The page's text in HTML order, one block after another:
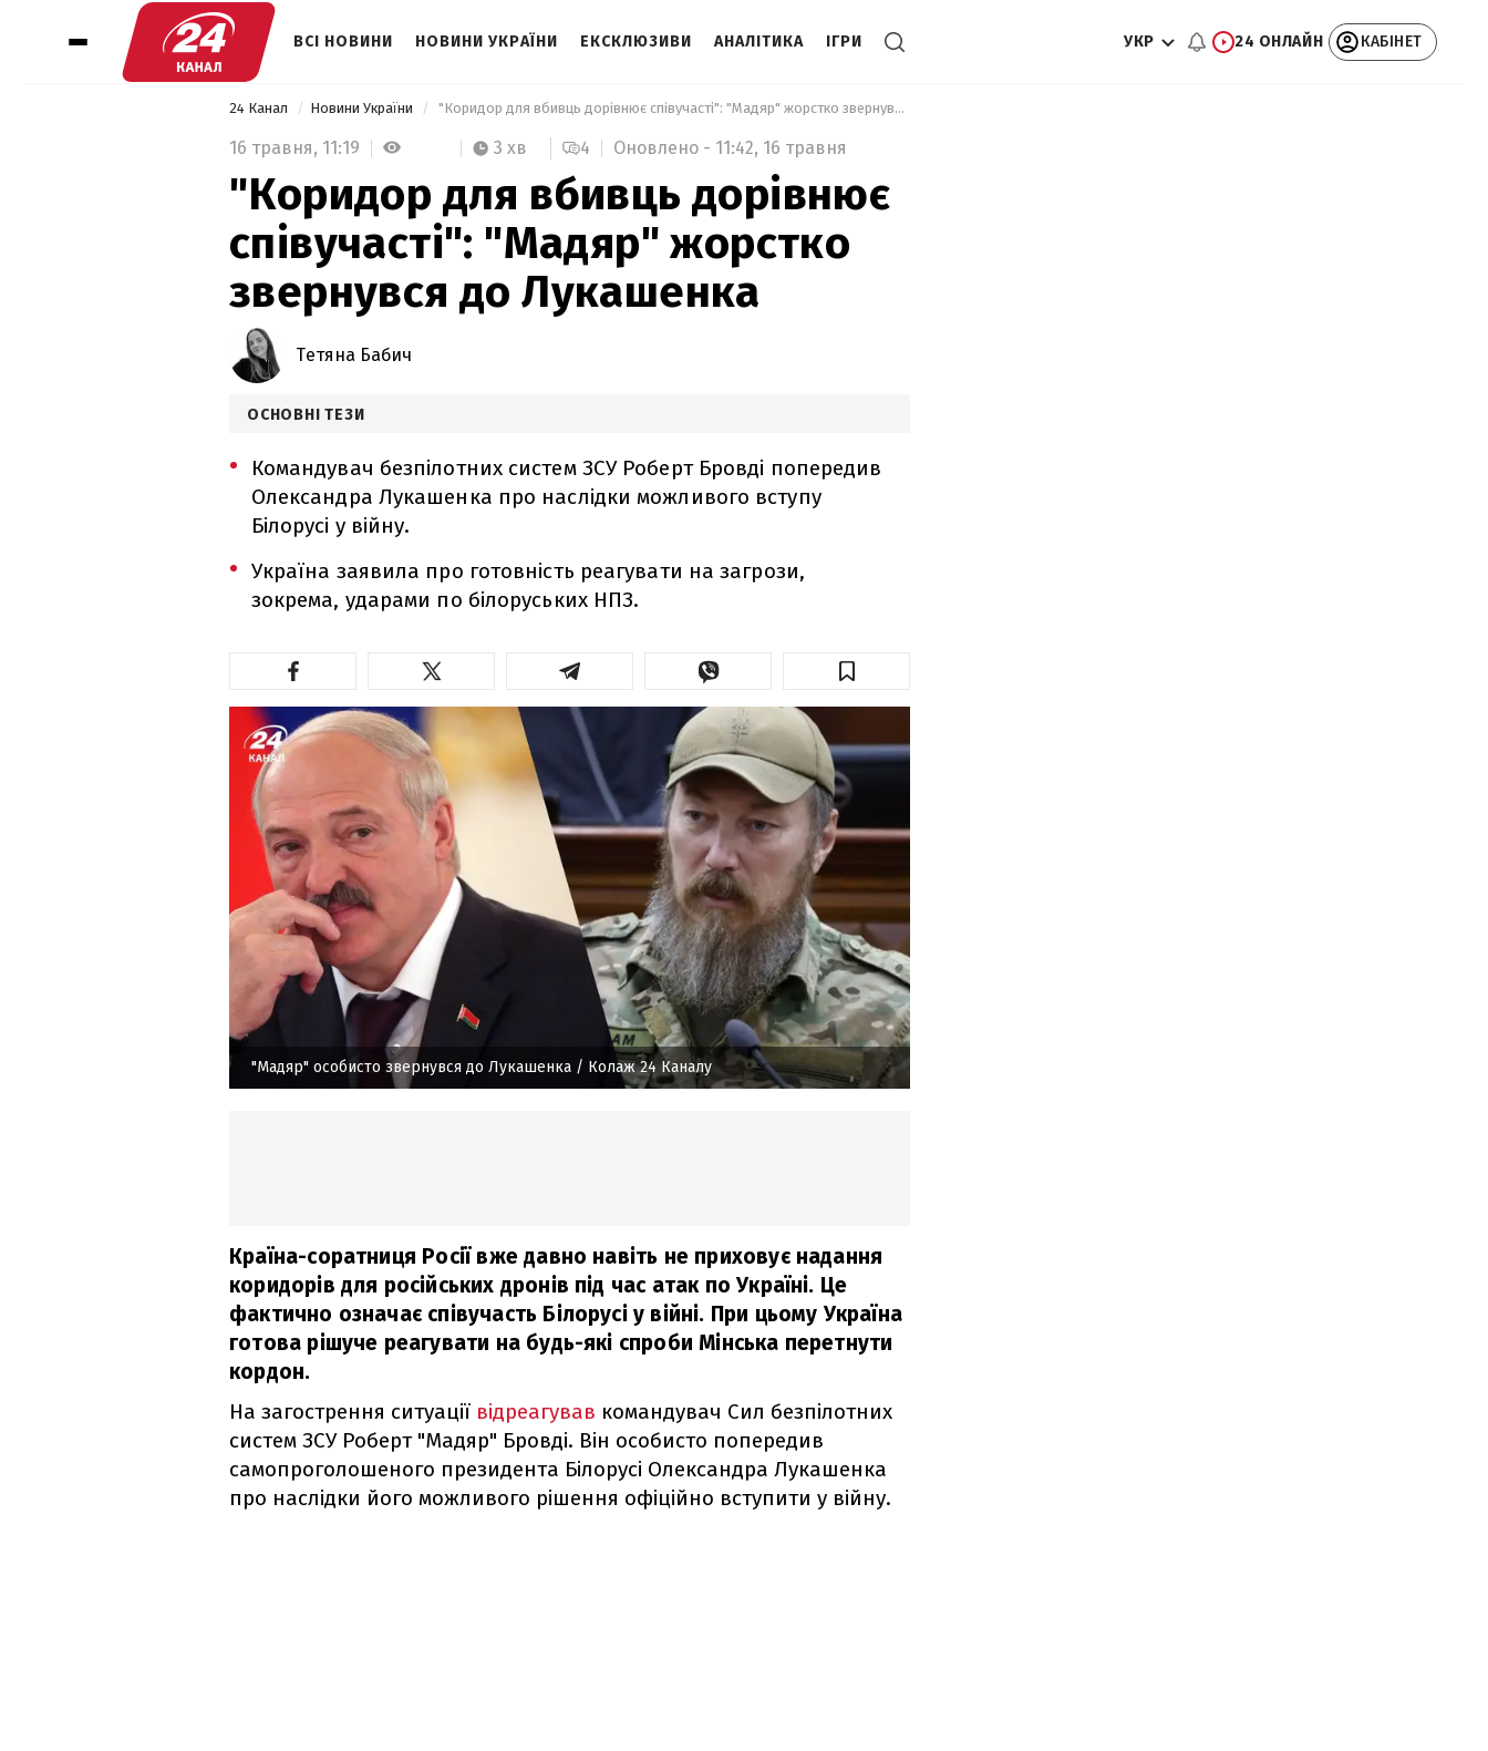
ВСІ НОВИНИ НОВИНИ УКРАЇНИ ЕКСКЛЮЗИВИ АНАЛІТИКА ІГРИ УКР 24 ОНЛАЙН КАБІНЕТ
24 Канал Новини України "Коридор для вбивць дорівнює співучасті": "Мадяр" жорстко звернувся до Лукашенка
16 травня, 11:19 3 хв 4 Оновлено - 11:42, 16 травня
"Коридор для вбивць дорівнює
співучасті": "Мадяр" жорстко
звернувся до Лукашенка
Тетяна Бабич
ОСНОВНІ ТЕЗИ
Командувач безпілотних систем ЗСУ Роберт Бровді попередив
Олександра Лукашенка про наслідки можливого вступу
Білорусі у війну.
Україна заявила про готовність реагувати на загрози,
зокрема, ударами по білоруських НПЗ.
"Мадяр" особисто звернувся до Лукашенка / Колаж 24 Каналу
Країна-соратниця Росії вже давно навіть не приховує надання
коридорів для російських дронів під час атак по Україні. Це
фактично означає співучасть Білорусі у війні. При цьому Україна
готова рішуче реагувати на будь-які спроби Мінська перетнути
кордон.
На загострення ситуації відреагував командувач Сил безпілотних
систем ЗСУ Роберт "Мадяр" Бровді. Він особисто попередив
самопроголошеного президента Білорусі Олександра Лукашенка
про наслідки його можливого рішення офіційно вступити у війну.